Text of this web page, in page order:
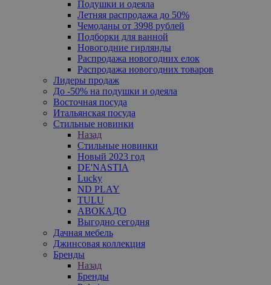
Подушки и одеяла
Летняя распродажа до 50%
Чемоданы от 3998 рублей
Подборки для ванной
Новогодние гирлянды
Распродажа новогодних елок
Распродажа новогодних товаров
Лидеры продаж
До -50% на подушки и одеяла
Восточная посуда
Итальянская посуда
Стильные новинки
Назад
Стильные новинки
Новый 2023 год
DE'NASTIA
Lucky
ND PLAY
TULU
АВОКАДО
Выгодно сегодня
Дачная мебель
Джинсовая коллекция
Бренды
Назад
Бренды